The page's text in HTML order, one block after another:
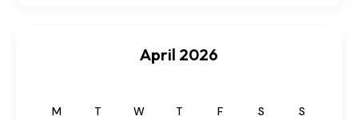
April 2026
M T W T F S S